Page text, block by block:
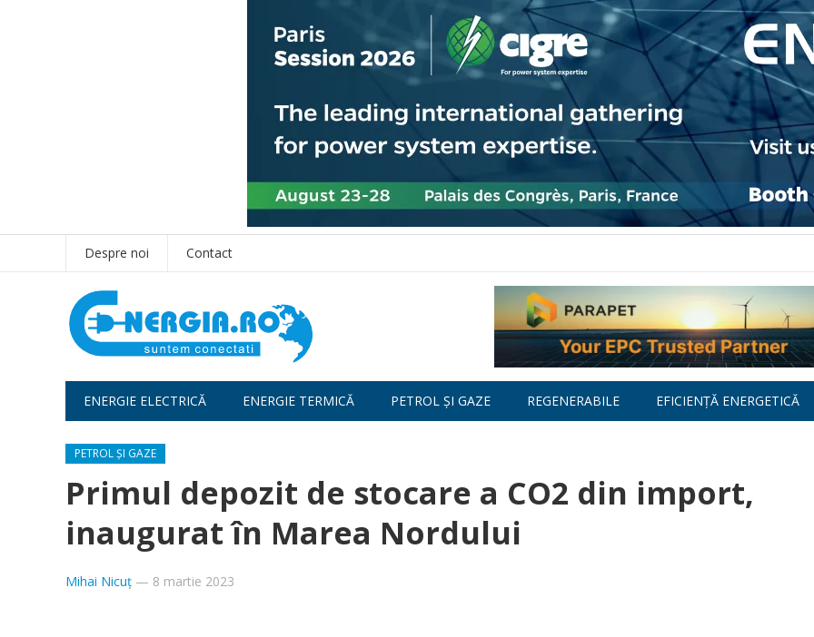
Despre noi Contact
ENERGIE ELECTRICĂ ENERGIE TERMICĂ PETROL ȘI GAZE REGENERABILE EFICIENȚĂ ENERGETICĂ
PETROL ȘI GAZE
Primul depozit de stocare a CO2 din import,
inaugurat în Marea Nordului
Mihai Nicuț — 8 martie 2023